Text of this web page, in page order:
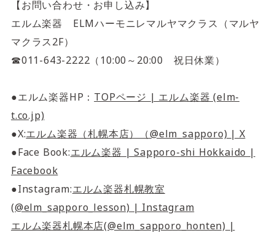
【お問い合わせ・お申し込み】
エルム楽器 ELMハーモニレマルヤマクラス（マルヤ
マクラス2F）
☎011-643-2222（10:00～20:00 祝日休業）
●エルム楽器HP： TOPページ | エルム楽器 (elm-
t.co.jp)
●X:エルム楽器（札幌本店）（@elm_sapporo) | X
●Face Book:エルム楽器 | Sapporo-shi Hokkaido |
Facebook
●Instagram:エルム楽器札幌教室
(@elm_sapporo_lesson) | Instagram
エルム楽器札幌本店(@elm_sapporo_honten) |